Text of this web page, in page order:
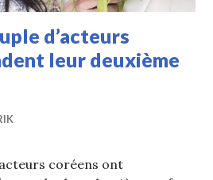
d’acteurs
leur deuxième
coréens ont